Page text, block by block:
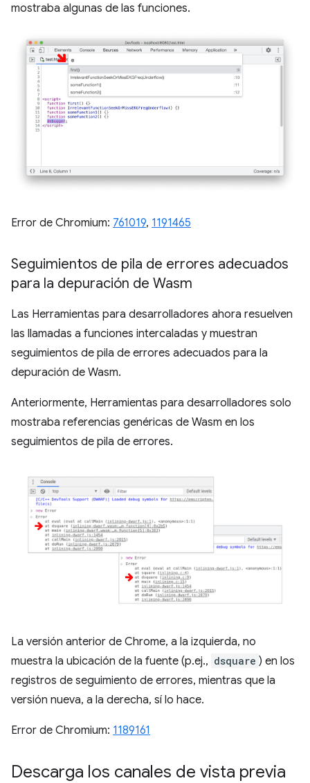
mostraba algunas de las funciones.
Error de Chromium: 761019, 1191465
Seguimientos de pila de errores adecuados
para la depuración de Wasm
Las Herramientas para desarrolladores ahora resuelven
las llamadas a funciones intercaladas y muestran
seguimientos de pila de errores adecuados para la
depuración de Wasm.
Anteriormente, Herramientas para desarrolladores solo
mostraba referencias genéricas de Wasm en los
seguimientos de pila de errores.
La versión anterior de Chrome, a la izquierda, no
muestra la ubicación de la fuente (p.ej., dsquare ) en los
registros de seguimiento de errores, mientras que la
versión nueva, a la derecha, sí lo hace.
Error de Chromium: 1189161
Descarga los canales de vista previa